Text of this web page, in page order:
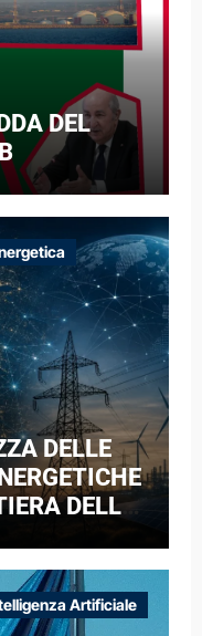
DEL
DELLE
DELLA
DELLA
Artificiale